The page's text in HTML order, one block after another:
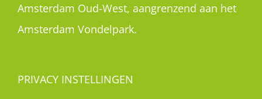
Amsterdam Oud-West, aangrenzend aan het
Amsterdam Vondelpark.
PRIVACY INSTELLINGEN